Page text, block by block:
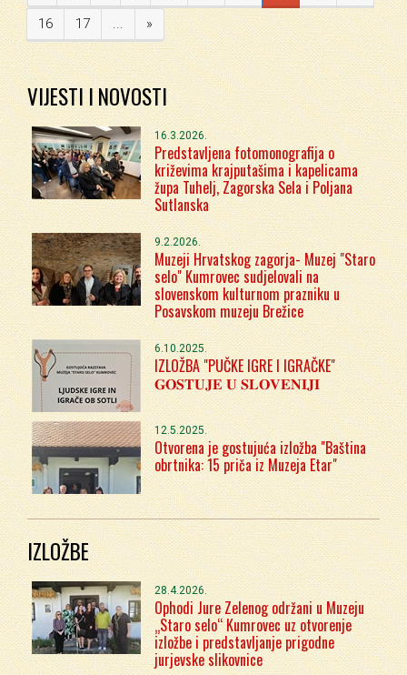
16 17 ... »
VIJESTI I NOVOSTI
16.3.2026.
Predstavljena fotomonografija o
križevima krajputašima i kapelicama
župa Tuhelj, Zagorska Sela i Poljana
Sutlanska
9.2.2026.
Muzeji Hrvatskog zagorja- Muzej "Staro
selo" Kumrovec sudjelovali na
slovenskom kulturnom prazniku u
Posavskom muzeju Brežice
6.10.2025.
IZLOŽBA "PUČKE IGRE I IGRAČKE"
𝐆𝐎𝐒𝐓𝐔𝐉𝐄 𝐔 𝐒𝐋𝐎𝐕𝐄𝐍𝐈𝐉𝐈
12.5.2025.
Otvorena je gostujuća izložba "Baština
obrtnika: 15 priča iz Muzeja Etar"
IZLOŽBE
28.4.2026.
Ophodi Jure Zelenog održani u Muzeju
„Staro selo“ Kumrovec uz otvorenje
izložbe i predstavljanje prigodne
jurjevske slikovnice